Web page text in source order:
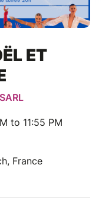
ET
to 11:55 PM
France